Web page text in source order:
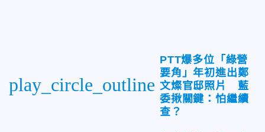
play_circle_outline
PTT爆多位「綠營
要角」年初進出鄭
文燦官邸照片 藍
委揪關鍵：怕繼續
查？